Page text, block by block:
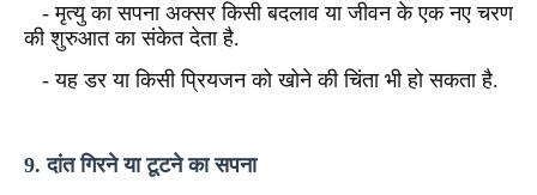
- मृत्यु का सपना अक्सर किसी बदलाव या जीवन के एक नए चरण
की शुरुआत का संकेत देता है.
- यह डर या किसी प्रियजन को खोने की चिंता भी हो सकता है.
9. दांत गिरने या टूटने का सपना